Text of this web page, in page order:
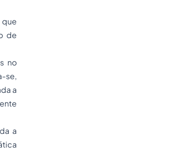
de
no
se,
a
a